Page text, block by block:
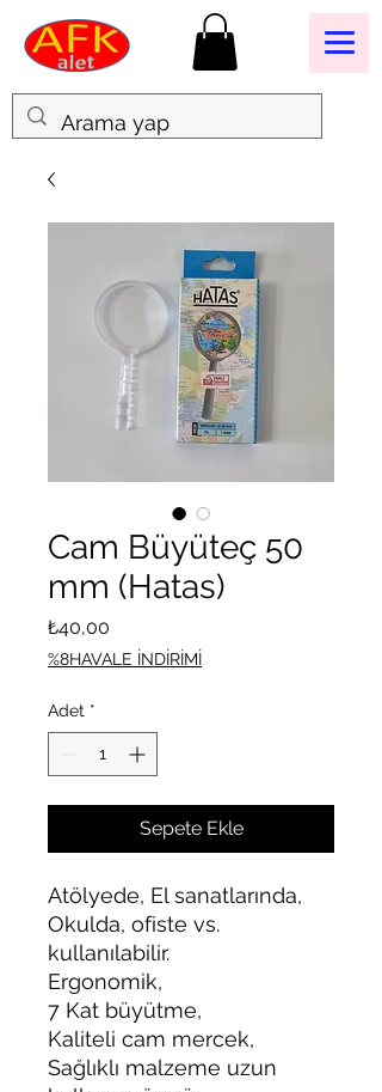
Cam Büyüteç 50
mm (Hatas)
₺40,00
%8HAVALE İNDİRİMİ
Adet *
Sepete Ekle
Atölyede, El sanatlarında,
Okulda, ofiste vs.
kullanılabilir.
Ergonomik,
7 Kat büyütme,
Kaliteli cam mercek,
Sağlıklı malzeme uzun